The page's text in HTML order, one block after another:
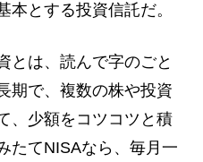
本とする投資信託だ。
とは、読んで字のごと
期で、複数の株や投資
、少額をコツコツと積
たてNISAなら、毎月一